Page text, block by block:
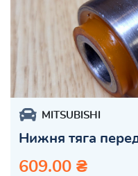
MITSUBISHI
Нижня тяга
609.00 ₴